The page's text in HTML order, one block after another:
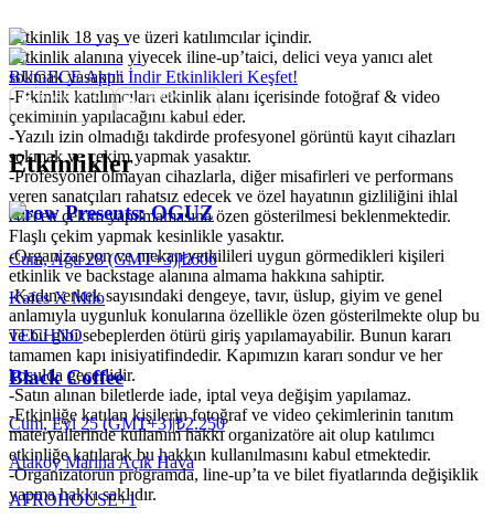
-Etkinlik 18 yaş ve üzeri katılımcılar içindir.
-Etkinlik alanına yiyecek iline-up’taici, delici veya yanıcı alet
sokmak yasaktır.
-Etkinlik katılımcıları etkinlik alanı içerisinde fotoğraf & video
çekiminin yapılacağını kabul eder.
-Yazılı izin olmadığı takdirde profesyonel görüntü kayıt cihazları
sokmak ve çekim yapmak yasaktır.
-Profesyonel olmayan cihazlarla, diğer misafirleri ve performans
veren sanatçıları rahatsız edecek ve özel hayatının gizliliğini ihlal
edecek çekim yapılmamasına özen gösterilmesi beklenmektedir.
Flaşlı çekim yapmak kesinlikle yasaktır.
-Organizasyon ve mekan yetkilileri uygun görmedikleri kişileri
etkinlik ve backstage alanına almama hakkına sahiptir.
-Kadın-erkek sayısındaki dengeye, tavır, üslup, giyim ve genel
anlamıyla uygunluk konularına özellikle özen gösterilmekte olup bu
ve bu gibi sebeplerden ötürü giriş yapılamayabilir. Bunun kararı
tamamen kapı inisiyatifindedir. Kapımızın kararı sondur ve her
koşulda geçerlidir.
-Satın alınan biletlerde iade, iptal veya değişim yapılamaz.
-Etkinliğe katılan kişilerin fotoğraf ve video çekimlerinin tanıtım
materyallerinde kullanım hakkı organizatöre ait olup katılımcı
etkinliğe katılarak bu hakkın kullanılmasını kabul etmektedir.
-Organizatörün programda, line-up’ta ve bilet fiyatlarında değişiklik
yapma hakkı saklıdır.
BUGECE App'i İndir Etkinlikleri Keşfet!
Etkinlikler
Crow Presents: OGUZ
Cum, Ağu 28 (GMT+3)|₺600
Kafes X Milo
TECHNO
Black Coffee
Cum, Eyl 25 (GMT+3)|₺2.250
Ataköy Marina Açık Hava
AFROHOUSE+1